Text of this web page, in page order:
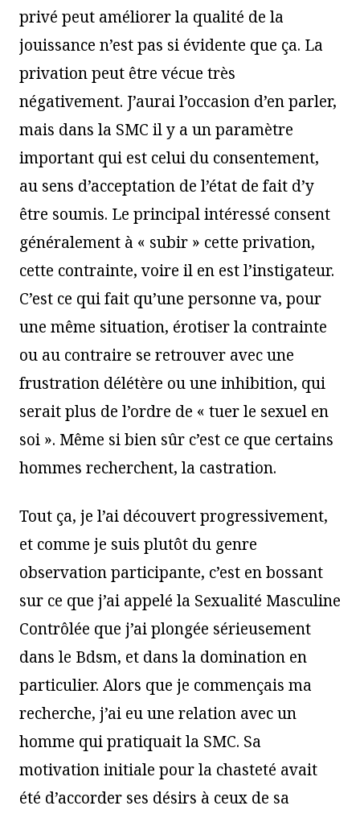
privé peut améliorer la qualité de la
jouissance n’est pas si évidente que ça. La
privation peut être vécue très
négativement. J’aurai l’occasion d’en parler,
mais dans la SMC il y a un paramètre
important qui est celui du consentement,
au sens d’acceptation de l’état de fait d’y
être soumis. Le principal intéressé consent
généralement à « subir » cette privation,
cette contrainte, voire il en est l’instigateur.
C’est ce qui fait qu’une personne va, pour
une même situation, érotiser la contrainte
ou au contraire se retrouver avec une
frustration délétère ou une inhibition, qui
serait plus de l’ordre de « tuer le sexuel en
soi ». Même si bien sûr c’est ce que certains
hommes recherchent, la castration.
Tout ça, je l’ai découvert progressivement,
et comme je suis plutôt du genre
observation participante, c’est en bossant
sur ce que j’ai appelé la Sexualité Masculine
Contrôlée que j’ai plongée sérieusement
dans le Bdsm, et dans la domination en
particulier. Alors que je commençais ma
recherche, j’ai eu une relation avec un
homme qui pratiquait la SMC. Sa
motivation initiale pour la chasteté avait
été d’accorder ses désirs à ceux de sa